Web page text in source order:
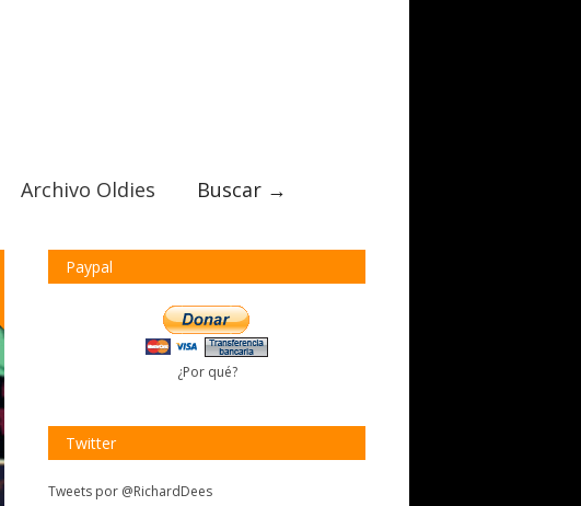
Archivo Oldies Buscar →
Paypal
¿Por qué?
Twitter
Tweets por @RichardDees